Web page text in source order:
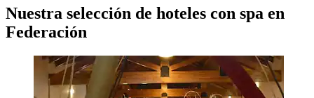
Nuestra selección de hoteles con spa en
Federación